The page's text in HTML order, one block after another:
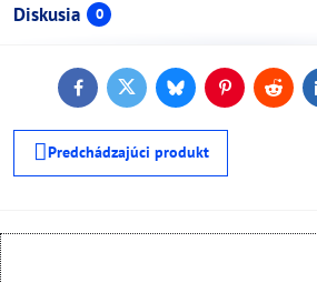
Diskusia 0
FacebookTwitterBlueskyPinterestReddit
Predchádzajúci produkt